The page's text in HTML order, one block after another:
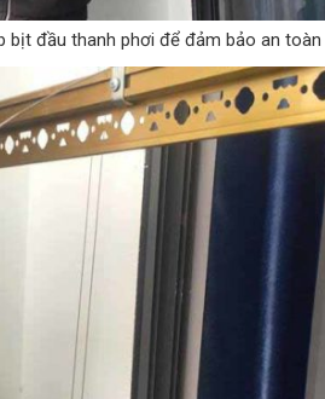
bịt đầu thanh phơi để đảm bảo an